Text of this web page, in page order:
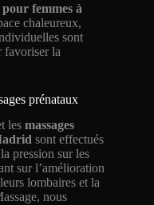
pour femmes à
chaleureux,
sont
favoriser la
prénataux
les massages
sont effectués
pression sur les
sur l’amélioration
lombaires et la
nous